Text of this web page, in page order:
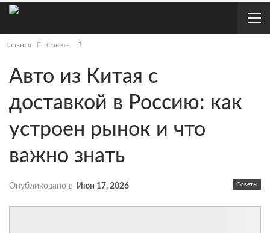
Главная Советы
Авто из Китая с
доставкой в Россию: как
устроен рынок и что
важно знать
Советы
Опубликовано в Июн 17, 2026